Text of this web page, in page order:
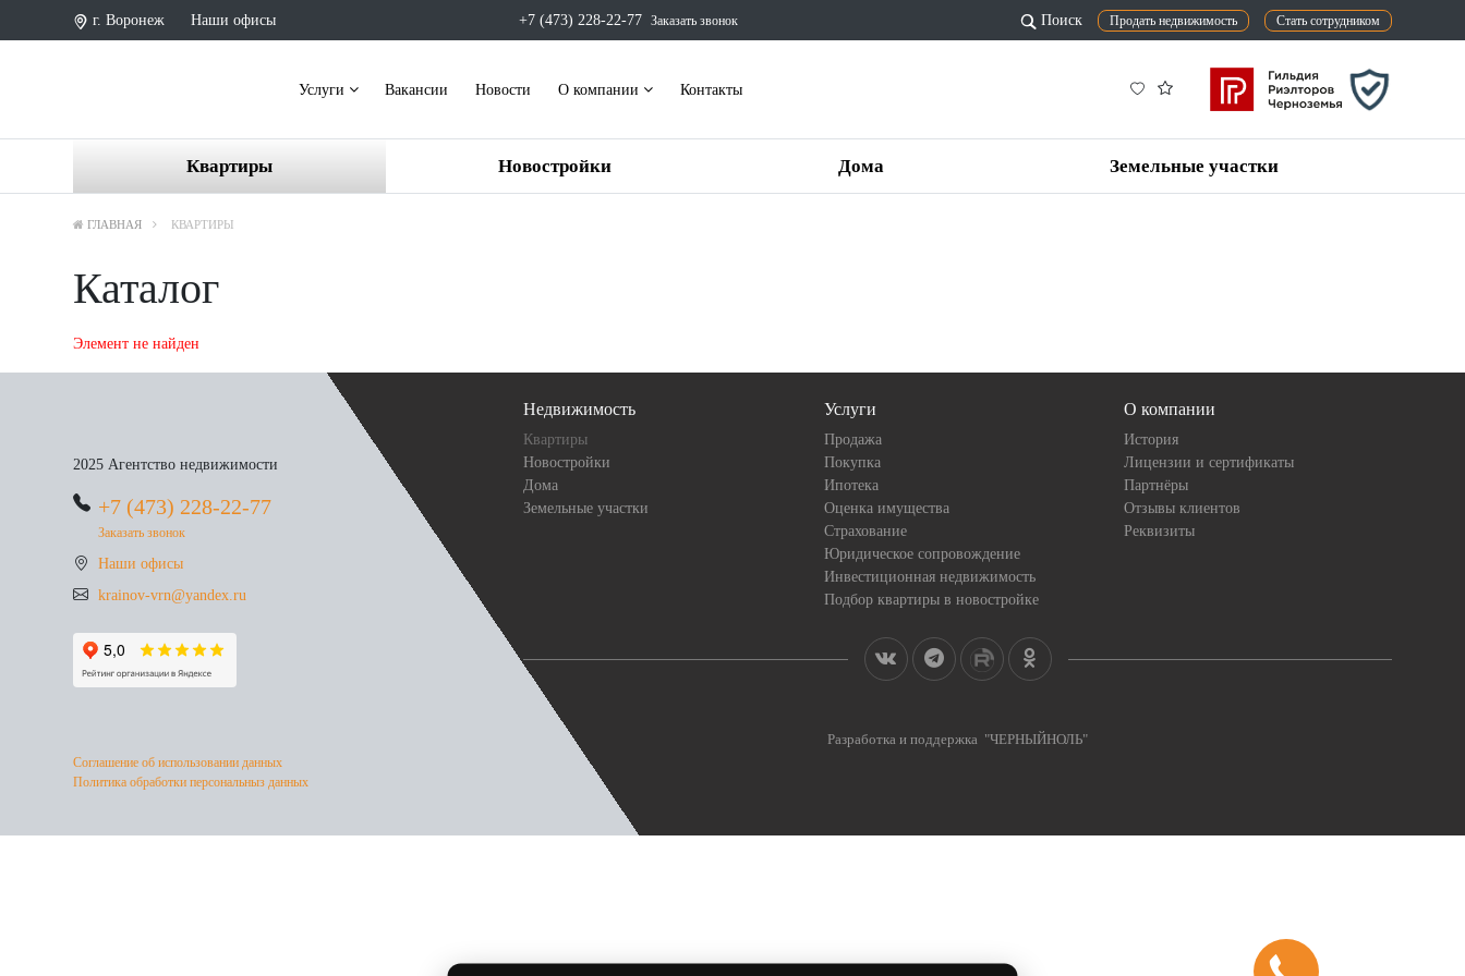
г. Воронеж Наши офисы +7 (473) 228-22-77 Заказать звонок Поиск Продать недвижимость Стать сотрудником
Услуги Вакансии Новости О компании Контакты
Квартиры Новостройки Дома Земельные участки
ГЛАВНАЯ КВАРТИРЫ
Каталог
Элемент не найден
2025 Агентство недвижимости
+7 (473) 228-22-77
Заказать звонок
Наши офисы
krainov-vrn@yandex.ru
Соглашение об использовании данных
Политика обработки персональныз данных
Недвижимость
Квартиры
Новостройки
Дома
Земельные участки
Услуги
Продажа
Покупка
Ипотека
Оценка имущества
Страхование
Юридическое сопровождение
Инвестиционная недвижимость
Подбор квартиры в новостройке
О компании
История
Лицензии и сертификаты
Партнёры
Отзывы клиентов
Реквизиты
Разработка и поддержка "ЧЕРНЫЙНОЛЬ"